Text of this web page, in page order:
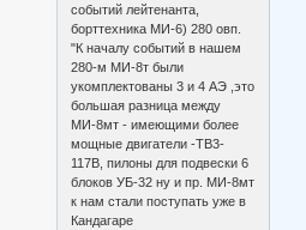
событий лейтенанта,
борттехника МИ-6) 280 овп.
"К началу событий в нашем
280-м МИ-8т были
укомплектованы 3 и 4 АЭ ,это
большая разница между
МИ-8мт - имеющими более
мощные двигатели -ТВ3-
117В, пилоны для подвески 6
блоков УБ-32 ну и пр. МИ-8мт
к нам стали поступать уже в
Кандагаре